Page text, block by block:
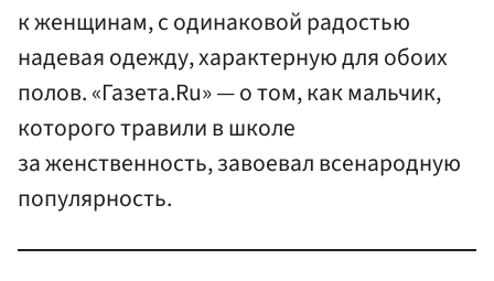
к женщинам, с одинаковой радостью
надевая одежду, характерную для обоих
полов. «Газета.Ru» — о том, как мальчик,
которого травили в школе
за женственность, завоевал всенародную
популярность.